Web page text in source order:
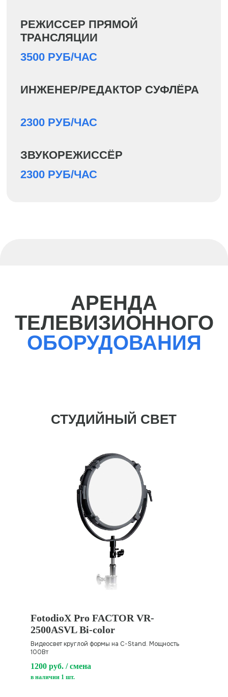
FotodioX Pro FACTOR VR-
2500ASVL Bi-color
Видеосвет круглой формы на C-Stand. Мощность
100Вт
1200 руб. / смена
в наличии 1 шт.